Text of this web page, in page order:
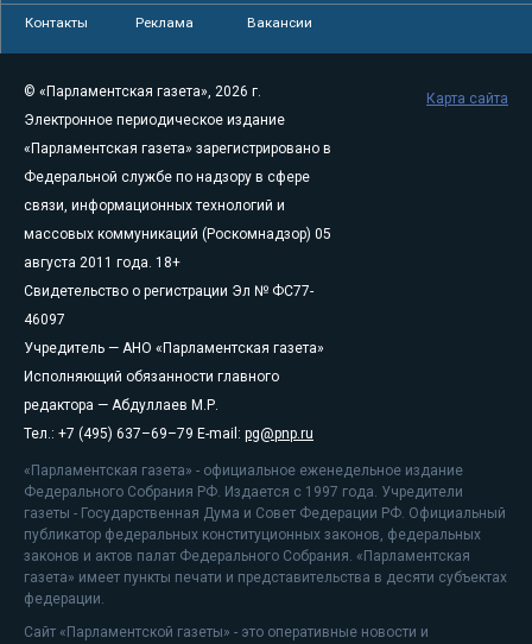
Контакты Реклама Вакансии
© «Парламентская газета», 2026 г.
Электронное периодическое издание
«Парламентская газета» зарегистрировано в
Федеральной службе по надзору в сфере
связи, информационных технологий и
массовых коммуникаций (Роскомнадзор) 05
августа 2011 года. 18+
Свидетельство о регистрации Эл № ФС77-
46097
Учредитель — АНО «Парламентская газета»
Исполняющий обязанности главного
редактора — Абдуллаев М.Р.
Тел.: +7 (495) 637–69–79 E-mail: pg@pnp.ru
«Парламентская газета» - официальное еженедельное издание
Федерального Собрания РФ. Издается с 1997 года. Учредители
газеты - Государственная Дума и Совет Федерации РФ. Официальный
публикатор федеральных конституционных законов, федеральных
законов и актов палат Федерального Собрания. «Парламентская
газета» имеет пункты печати и представительства в десяти субъектах
федерации.
Сайт «Парламентской газеты» - это оперативные новости и
Карта сайта